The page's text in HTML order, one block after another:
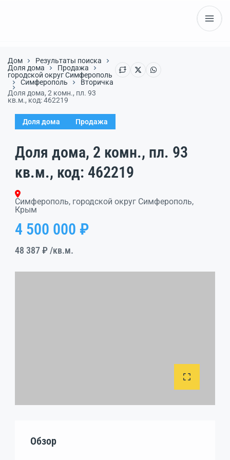
Дом
Результаты поиска
Доля дома
Продажа
городской округ Симферополь
Симферополь
Вторичка
Доля дома, 2 комн., пл. 93
кв.м., код: 462219
Доля дома Продажа
Доля дома, 2 комн., пл. 93
кв.м., код: 462219
Симферополь, городской округ Симферополь,
Крым
4 500 000 ₽
48 387 ₽ /кв.м.
Обзор